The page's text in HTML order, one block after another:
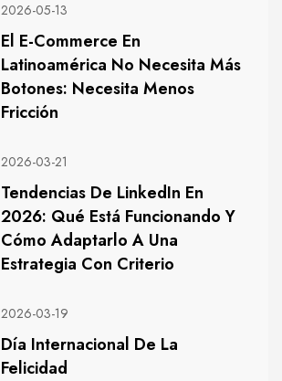
2026-05-13
El E-Commerce En
Latinoamérica No Necesita Más
Botones: Necesita Menos
Fricción
2026-03-21
Tendencias De LinkedIn En
2026: Qué Está Funcionando Y
Cómo Adaptarlo A Una
Estrategia Con Criterio
2026-03-19
Día Internacional De La
Felicidad